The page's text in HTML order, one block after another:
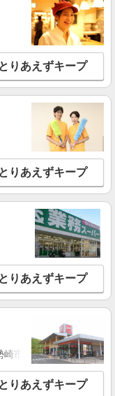
】新三郷駅
詳細を見る
部
/看護師2100円〜 ※資格
詳細を見る
ト7割！病院のパート
交通費全支給(ガソリ
詳細を見る
とりあえずキープ
とりあえずキープ
とりあえずキープ
市・太田市・館林市
とりあえずキープ